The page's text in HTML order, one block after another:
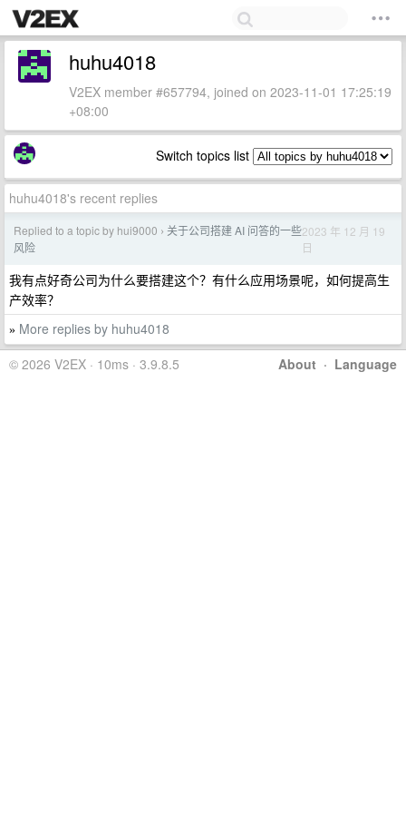
huhu4018
V2EX member #657794, joined on 2023-11-01 17:25:19
+08:00
Switch topics list
huhu4018's recent replies
Replied to a topic by hui9000 › 关于公司搭建 AI 问答的一些
风险
2023 年 12 月 19
日
我有点好奇公司为什么要搭建这个？有什么应用场景呢，如何提高生
产效率？
» More replies by huhu4018
About · Language
© 2026 V2EX · 10ms · 3.9.8.5